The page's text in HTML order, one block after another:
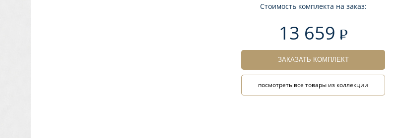
Стоимость комплекта на заказ:
13 659
ЗАКАЗАТЬ КОМПЛЕКТ
посмотреть все товары из коллекции